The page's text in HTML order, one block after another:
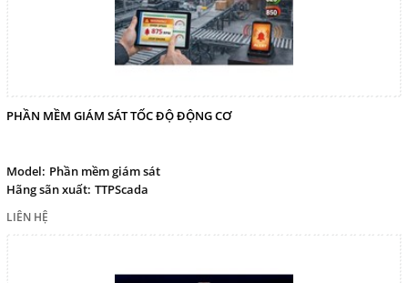
PHẦN MỀM GIÁM SÁT TỐC ĐỘ ĐỘNG CƠ
Model: Phần mềm giám sát
Hãng sãn xuất: TTPScada
LIÊN HỆ